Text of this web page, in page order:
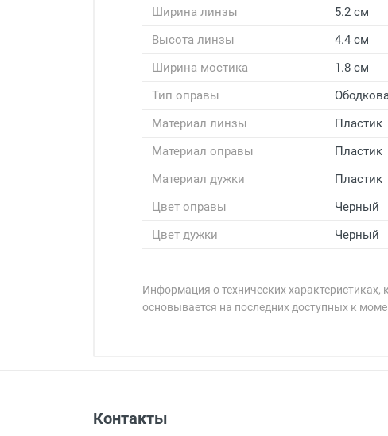
Ширина линзы
5.2 см
Высота линзы
4.4 см
Ширина мостика
1.8 см
Тип оправы
Материал линзы
Пластик
Материал оправы
Пластик
Материал дужки
Пластик
Цвет оправы
Черный
Цвет дужки
Черный
Информация о технических характеристиках,
основывается на последних доступных к
Выдаем товар в рабочие дни с
Контакты